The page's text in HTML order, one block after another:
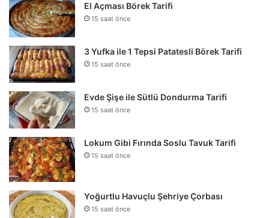
El Açması Börek Tarifi
15 saat önce
3 Yufka ile 1 Tepsi Patatesli Börek Tarifi
15 saat önce
Evde Şişe ile Sütlü Dondurma Tarifi
15 saat önce
Lokum Gibi Fırında Soslu Tavuk Tarifi
15 saat önce
Yoğurtlu Havuçlu Şehriye Çorbası
15 saat önce